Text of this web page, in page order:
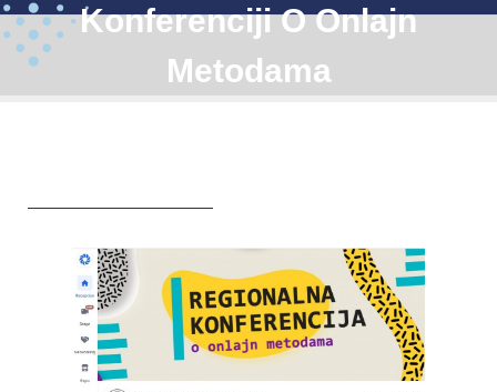
Konferenciji O Onlajn
Metodama